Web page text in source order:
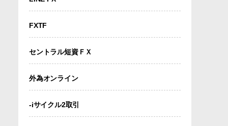
FXTF
セントラル短資ＦＸ
外為オンライン
-iサイクル2取引